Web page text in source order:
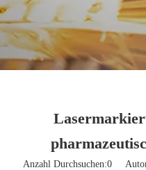
Anzahl Durchsuchen:0